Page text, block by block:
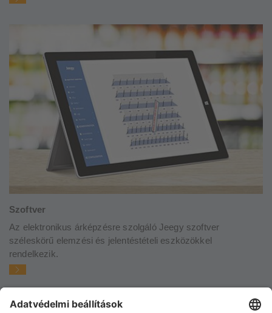
Szoftver
Az elektronikus árképzésre szolgáló Jeegy szoftver
széleskörű elemzési és jelentéstételi eszközökkel
rendelkezik.